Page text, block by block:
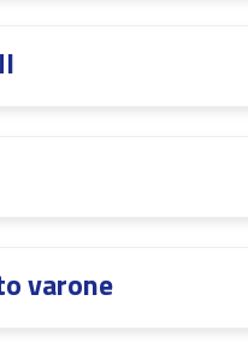
varone